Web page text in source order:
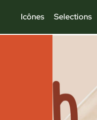
Icônes Selections